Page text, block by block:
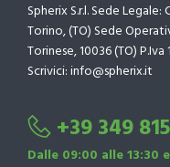
Spherix S.r.l. Sede
Torino, (TO) Sede
Torinese, 10036 (TO) P.Iva
Scrivici: info@spherix.it
+39 349
Dalle 09:00 alle 13:30